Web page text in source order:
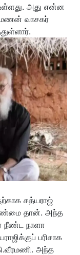
அது என்ன
வாசகர்
சத்யராஜ்
தான். அந்த
நீண்ட நாளா
பரிசாக
அந்த